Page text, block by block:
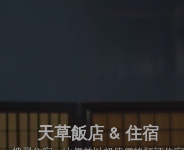
天草飯店 & 住宿